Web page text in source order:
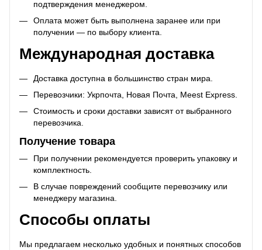
подтверждения менеджером.
Оплата может быть выполнена заранее или при
получении — по выбору клиента.
Международная доставка
Доставка доступна в большинство стран мира.
Перевозчики: Укрпочта, Новая Почта, Meest Express.
Стоимость и сроки доставки зависят от выбранного
перевозчика.
Получение товара
При получении рекомендуется проверить упаковку и
комплектность.
В случае повреждений сообщите перевозчику или
менеджеру магазина.
Способы оплаты
Мы предлагаем несколько удобных и понятных способов